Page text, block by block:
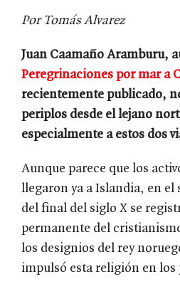
Por Tomás Alvarez
Juan Caamaño Aramburu,
Peregrinaciones por mar a
recientemente publicado,
periplos desde el lejano
especialmente a estos dos
Aunque parece que los
llegaron ya a Islandia, en
del final del siglo X se
permanente del
los designios del rey
impulsó esta religión en los